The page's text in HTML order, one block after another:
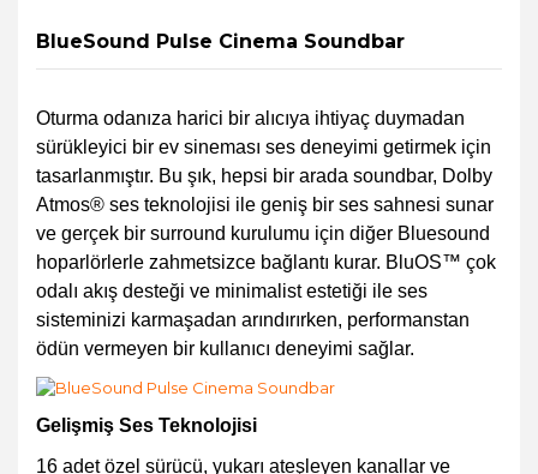
BlueSound Pulse Cinema Soundbar
Oturma odanıza harici bir alıcıya ihtiyaç duymadan
sürükleyici bir ev sineması ses deneyimi getirmek için
tasarlanmıştır. Bu şık, hepsi bir arada soundbar, Dolby
Atmos® ses teknolojisi ile geniş bir ses sahnesi sunar
ve gerçek bir surround kurulumu için diğer Bluesound
hoparlörlerle zahmetsizce bağlantı kurar. BluOS™ çok
odalı akış desteği ve minimalist estetiği ile ses
sisteminizi karmaşadan arındırırken, performanstan
ödün vermeyen bir kullanıcı deneyimi sağlar.
Gelişmiş Ses Teknolojisi
16 adet özel sürücü, yukarı ateşleyen kanallar ve